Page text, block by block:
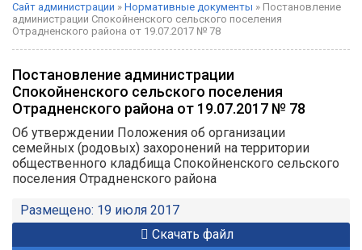
Сайт администрации » Нормативные документы » Постановление
администрации Спокойненского сельского поселения
Отрадненского района от 19.07.2017 № 78
Постановление администрации
Спокойненского сельского поселения
Отрадненского района от 19.07.2017 № 78
Об утверждении Положения об организации
семейных (родовых) захоронений на территории
общественного кладбища Спокойненского сельского
поселения Отрадненского района
Размещено: 19 июля 2017
Скачать файл